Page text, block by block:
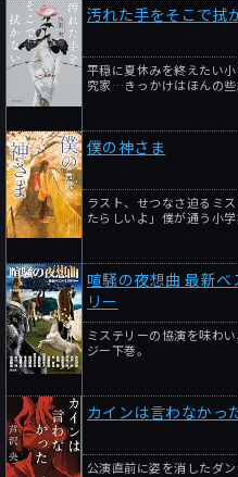
汚れた手をそこで拭
平穏に夏休みを終えたい
究家…きっかけはほんの些
僕の神さま
ラスト、せつなさ迫るミ
たらしいよ」僕が通う小
喧騒の夜想曲 最新ベ
リー
ミステリーの協演を味わ
ジー下巻。
カインは言わなかっ
公演直前に姿を消したダ